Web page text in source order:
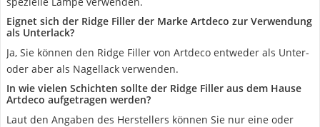
Eignet sich der Ridge Filler der Marke Artdeco zur Verwendung
als Unterlack?
Ja, Sie können den Ridge Filler von Artdeco entweder als Unter-
oder aber als Nagellack verwenden.
In wie vielen Schichten sollte der Ridge Filler aus dem Hause
Artdeco aufgetragen werden?
Laut den Angaben des Herstellers können Sie nur eine oder